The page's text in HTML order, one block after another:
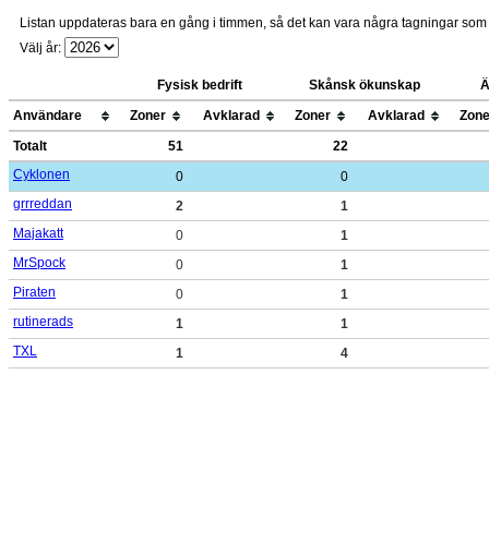
Listan uppdateras bara en gång i timmen, så det kan vara några tagningar
Välj år:
Fysisk bedrift Skånsk ökunskap
Användare
Zoner Avklarad Zoner Avklarad
Totalt
51
22
Cyklonen
0
0
grrreddan
2
1
Majakatt
0
1
MrSpock
0
1
Piraten
0
1
rutinerads
1
1
TXL
1 4